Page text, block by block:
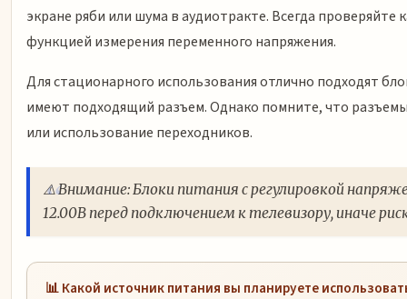
экране ряби или шума в аудиотракте. Всегда
функцией измерения переменного напряжения.
Для стационарного использования отлично подходят
имеют подходящий разъем. Однако помните, что
или использование переходников.
⚠️ Внимание: Блоки питания с регулировкой
12.00В перед подключением к телевизору, иначе
📊 Какой источник питания вы планируете